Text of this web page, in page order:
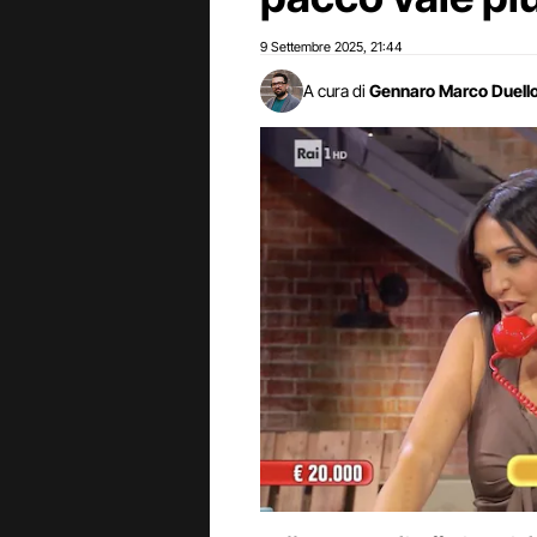
9 Settembre 2025 21:44
A cura di Gennaro Marco